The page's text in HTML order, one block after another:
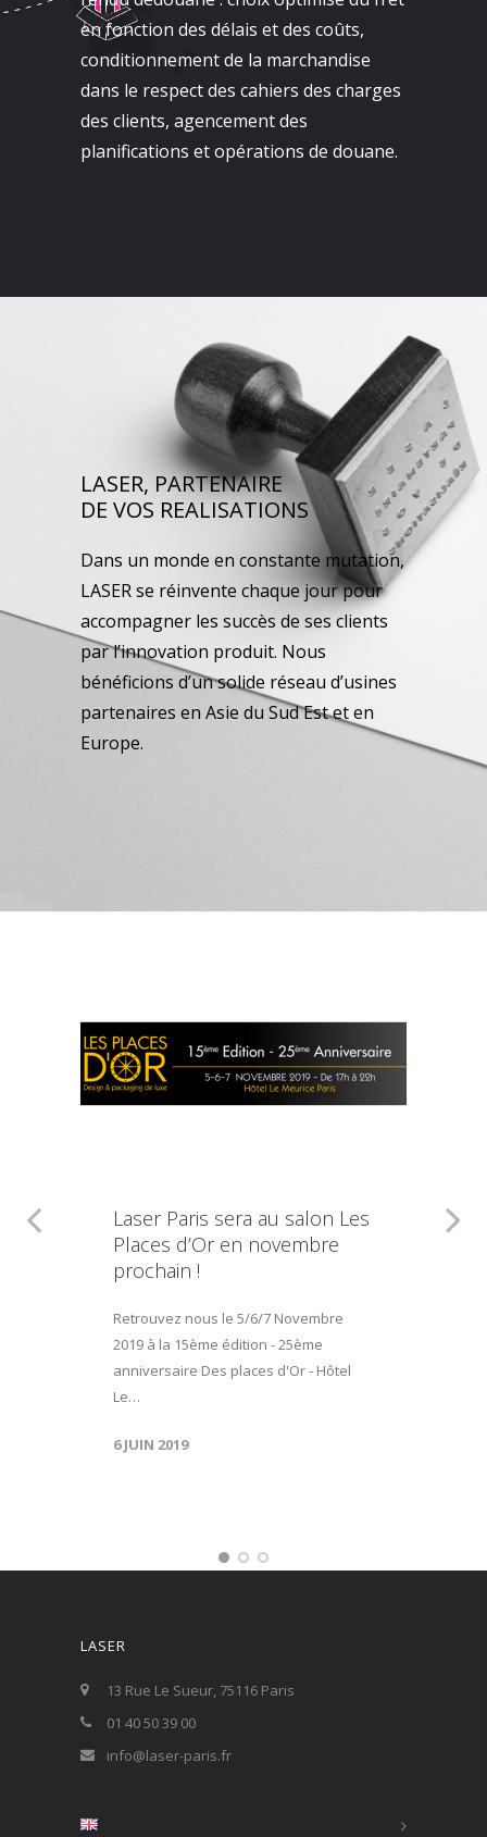
en fonction des délais et des coûts,
conditionnement de la marchandise
dans le respect des cahiers des charges
des clients, agencement des
planifications et opérations de douane.
LASER, PARTENAIRE
DE VOS REALISATIONS
Dans un monde en constante mutation,
LASER se réinvente chaque jour pour
accompagner les succès de ses clients
par l’innovation produit. Nous
bénéficions d’un solide réseau d’usines
partenaires en Asie du Sud Est et en
Europe.
Laser Paris sera au salon Les
Places d’Or en novembre
prochain !
Retrouvez nous le 5/6/7 Novembre
2019 à la 15ème édition - 25ème
anniversaire Des places d'Or - Hôtel
Le…
6 JUIN 2019
LASER
13 Rue Le Sueur, 75116 Paris
01 40 50 39 00
info@laser-paris.fr